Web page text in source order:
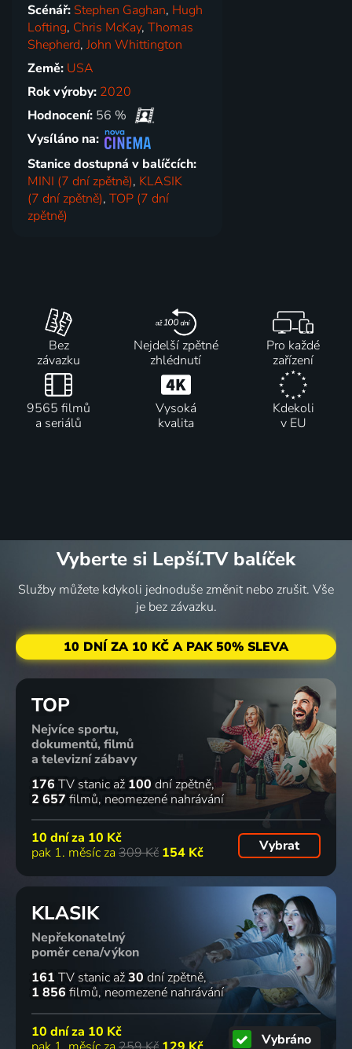
Scénář: Stephen Gaghan, Hugh
Lofting, Chris McKay,Thomas
Shepherd,John Whittington
Země: USA
Rok výroby: 2020
Hodnocení: 56 %
Vysíláno na:
Stanice dostupná v balíčcích:
MINI (7 dní zpětně), KLASIK
(7 dní zpětně),TOP (7 dní
zpětně)
Bez
závazku
Nejdelší zpětné
zhlédnutí
Pro každé
zařízení
9565 filmů
a seriálů
Vysoká
kvalita
Kdekoli
v EU
Vyberte si Lepší.TV balíček
Služby můžete kdykoli jednoduše změnit nebo zrušit. Vše
je bez závazku.
10 DNÍ ZA 10 KČ A PAK 50% SLEVA
TOP
Nejvíce sportu,
dokumentů, filmů
a televizní zábavy
176 TV stanic až 100 dní zpětně
2 657 filmů neomezené nahrávání
10 dní za 10 Kč
pak 1. měsíc za 309 Kč 154 Kč Vybrat
KLASIK
Nepřekonatelný
poměr cena/výkon
161 TV stanic až30 dní zpětně
1 856 filmů neomezené nahrávání
10 dní za 10 Kč
Vybráno